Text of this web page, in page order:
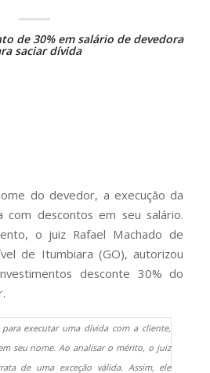
de 30% em salário de devedora
saciar dívida
do devedor, a execução da
descontos em seu salário.
o juiz Rafael Machado de
de Itumbiara (GO), autorizou
desconte 30% do
executar uma dívida com a cliente,
seu nome. Ao analisar o mérito, o juiz
de uma exceção válida. Assim, ele